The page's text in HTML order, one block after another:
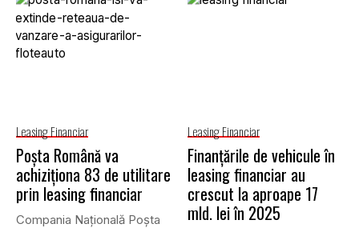
Leasing Financiar
Poșta Română va
achiziționa 83 de utilitare
prin leasing financiar
Compania Națională Poșta
Leasing Financiar
Finanțările de vehicule în
leasing financiar au
crescut la aproape 17
mld. lei în 2025